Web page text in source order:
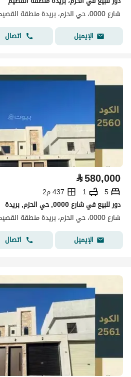
شارع 0000، حي الحزم، بريدة منطقة القصيم
الإيميل
اتصال
⃁580,000
5
1
437 م2
دور للبيع في شارع 0000, حي الحزم, بريدة
شارع 0000، حي الحزم، بريدة منطقة القصيم
الإيميل
اتصال